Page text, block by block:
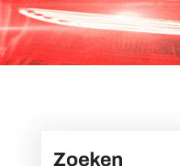
Zoeken